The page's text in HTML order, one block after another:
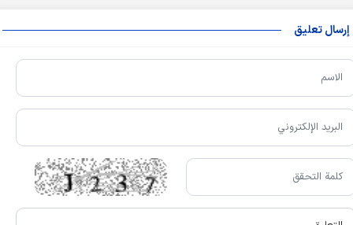
إرسال تعليق